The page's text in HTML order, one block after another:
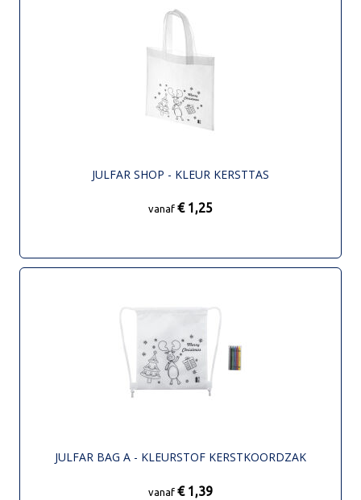
JULFAR SHOP - KLEUR KERSTTAS
vanaf € 1,25
JULFAR BAG A - KLEURSTOF KERSTKOORDZAK
vanaf € 1,39